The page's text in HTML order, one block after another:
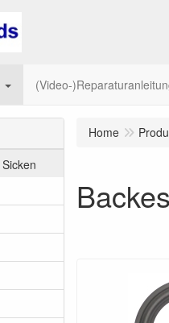
(Video-
Home